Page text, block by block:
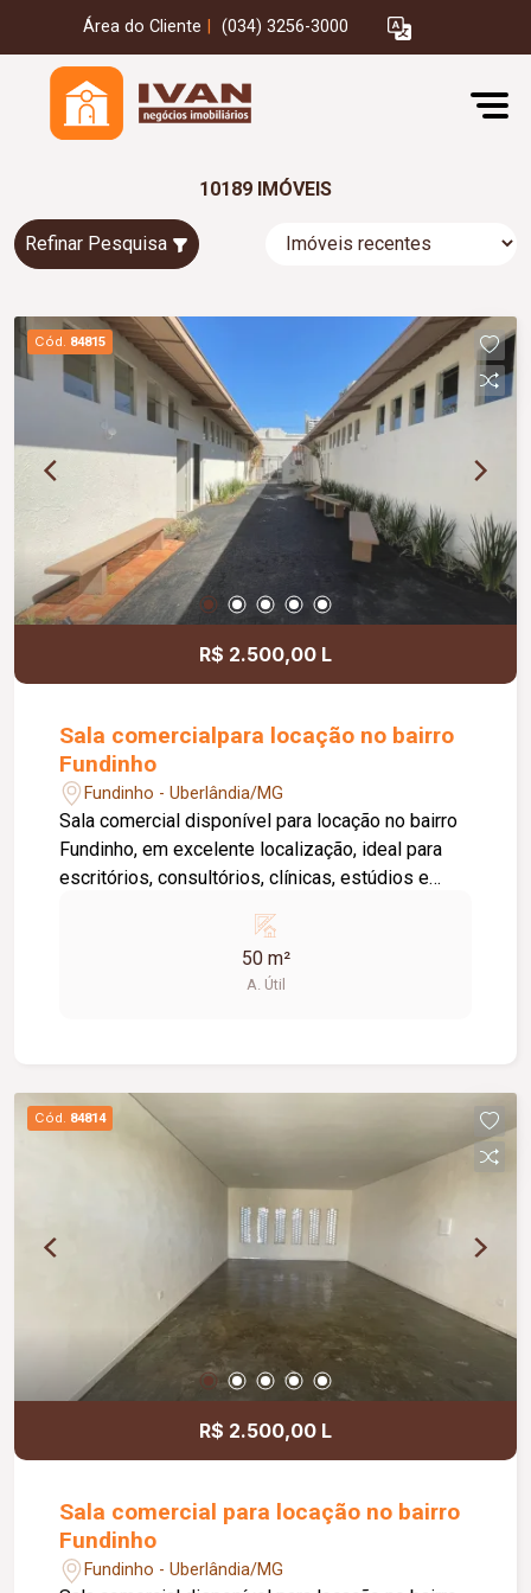
Área do Cliente (034) 3256-3000
10189 IMÓVEIS
Refinar Pesquisa
Cód. 84815
R$ 2.500,00 L
Sala comercialpara locação no bairro
Fundinho
Fundinho - Uberlândia/MG
Sala comercial disponível para locação no bairro
Fundinho, em excelente localização, ideal para
escritórios, consultórios, clínicas, estúdios e
aproximadamente 50 m², forro em gesso, copa,
ponto de água, interfone e acesso por senha,
oferecendo praticidade e funcionalidade para o
banheiros feminino e masculino com
acessibilidade, controle de acesso facial, água
inclusa no condomínio, zelador e limpeza das
áreas comuns, copa, DML (Depósito de Material
de Limpeza), sistema de ronda, alarme, câmeras
de segurança e internet disponível. Como
diferencial, existe a possibilidade de ampliação
da área da sala, conforme a necessidade do
locatário. Entre em contato para mais
informações e agende uma visita.
50 m²
A. Útil
Cód. 84814
R$ 2.500,00 L
Sala comercial para locação no bairro
Fundinho
Fundinho - Uberlândia/MG